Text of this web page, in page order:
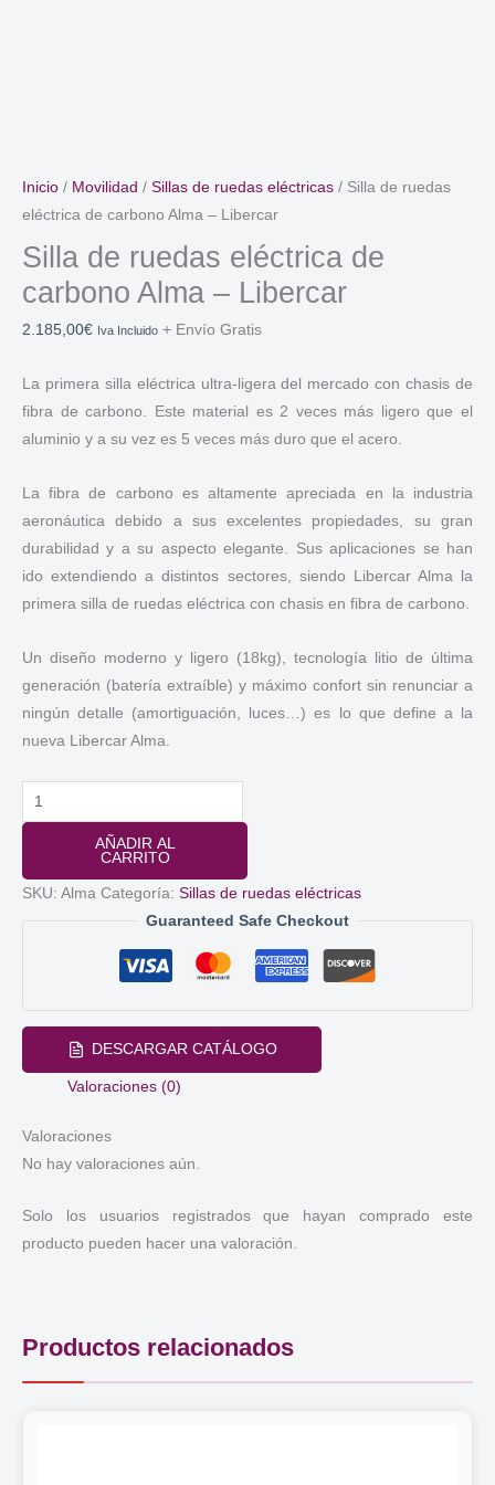
Inicio / Movilidad / Sillas de ruedas eléctricas / Silla de ruedas
eléctrica de carbono Alma – Libercar
Silla de ruedas eléctrica de
carbono Alma – Libercar
2.185,00€ Iva Incluido + Envío Gratis
La primera silla eléctrica ultra-ligera del mercado con chasis de
fibra de carbono. Este material es 2 veces más ligero que el
aluminio y a su vez es 5 veces más duro que el acero.
La fibra de carbono es altamente apreciada en la industria
aeronáutica debido a sus excelentes propiedades, su gran
durabilidad y a su aspecto elegante. Sus aplicaciones se han
ido extendiendo a distintos sectores, siendo Libercar Alma la
primera silla de ruedas eléctrica con chasis en fibra de carbono.
Un diseño moderno y ligero (18kg), tecnología litio de última
generación (batería extraíble) y máximo confort sin renunciar a
ningún detalle (amortiguación, luces…) es lo que define a la
nueva Libercar Alma.
Silla
de
eléctrica
Libercar
cantidad
AÑADIR AL
CARRITO
SKU: Alma Categoría: Sillas de ruedas eléctricas
Guaranteed Safe Checkout
DESCARGAR CATÁLOGO
Valoraciones (0)
Valoraciones
No hay valoraciones aún.
Solo los usuarios registrados que hayan comprado este
producto pueden hacer una valoración.
Productos relacionados